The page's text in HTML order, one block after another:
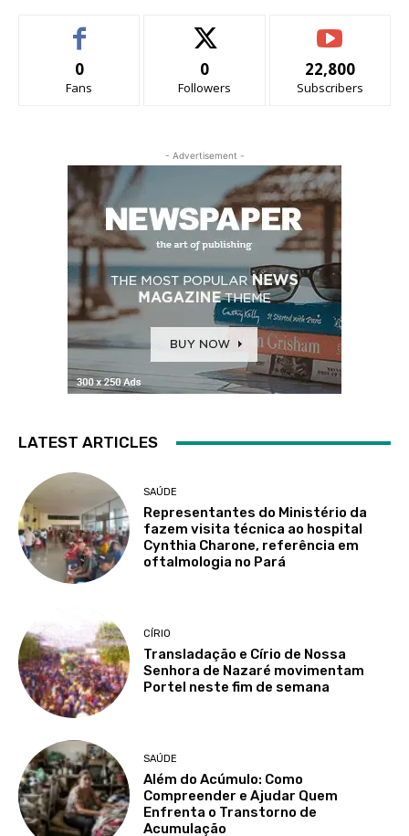
0
Fans
0
Followers
22,800
Subscribers
- Advertisement -
LATEST ARTICLES
SAÚDE
Representantes do Ministério da
fazem visita técnica ao hospital
Cynthia Charone, referência em
oftalmologia no Pará
CÍRIO
Transladação e Círio de Nossa
Senhora de Nazaré movimentam
Portel neste fim de semana
SAÚDE
Além do Acúmulo: Como
Compreender e Ajudar Quem
Enfrenta o Transtorno de
Acumulação